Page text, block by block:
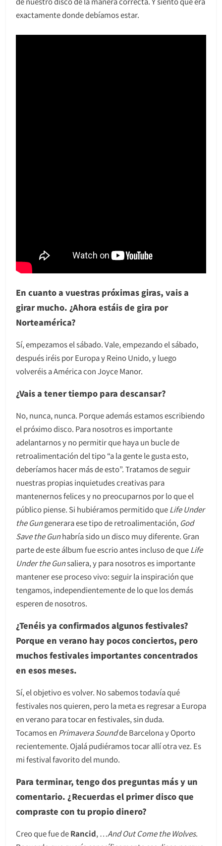
exactamente donde debíamos estar.
En cuanto a vuestras próximas giras, vais a
girar mucho. ¿Ahora estáis de gira por
Norteamérica?
Sí, empezamos el sábado. Vale, empezando el sábado,
después iréis por Europa y Reino Unido, y luego
volveréis a América con Joyce Manor.
¿Vais a tener tiempo para descansar?
No, nunca, nunca. Porque además estamos escribiendo
el próximo disco. Para nosotros es importante
adelantarnos y no permitir que haya un bucle de
retroalimentación del tipo “a la gente le gusta esto,
deberíamos hacer más de esto”. Tratamos de seguir
nuestras propias inquietudes creativas para
mantenernos felices y no preocuparnos por lo que el
público piense. Si hubiéramos permitido que Life Under
the Gungenerara ese tipo de retroalimentación, God
Save the Gunhabría sido un disco muy diferente. Gran
parte de este álbum fue escrio antes incluso de que Life
Under the Gunsaliera, y para nosotros es importante
mantener ese proceso vivo: seguir la inspiración que
tengamos, independientemente de lo que los demás
esperen de nosotros.
¿Tenéis ya confirmados algunos festivales?
Porque en verano hay pocos conciertos, pero
muchos festivales importantes concentrados
en esos meses.
Sí, el objetivo es volver. No sabemos todavía qué
festivales nos quieren, pero la meta es regresar a Europa
en verano para tocar en festivales, sin duda.
Tocamos en Primavera Soundde Barcelona y Oporto
recientemente. Ojalá pudiéramos tocar allí otra vez. Es
mi festival favorito del mundo.
Para terminar, tengo dos preguntas más y un
comentario. ¿Recuerdas el primer disco que
compraste con tu propio dinero?
Creo que fue deRancid, …And Out Come the Wolves.